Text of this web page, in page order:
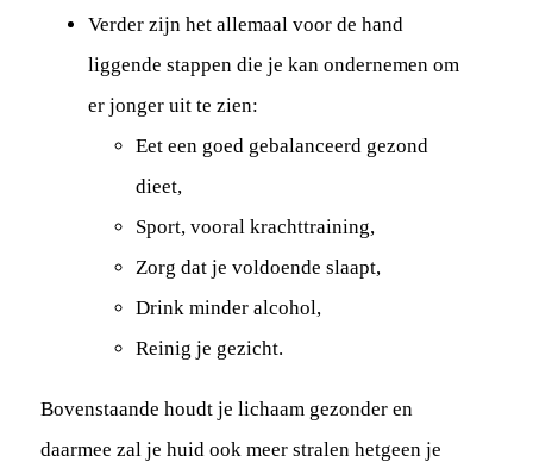
Verder zijn het allemaal voor de hand
liggende stappen die je kan ondernemen om
er jonger uit te zien:
Eet een goed gebalanceerd gezond
dieet,
Sport, vooral krachttraining,
Zorg dat je voldoende slaapt,
Drink minder alcohol,
Reinig je gezicht.
Bovenstaande houdt je lichaam gezonder en
daarmee zal je huid ook meer stralen hetgeen je